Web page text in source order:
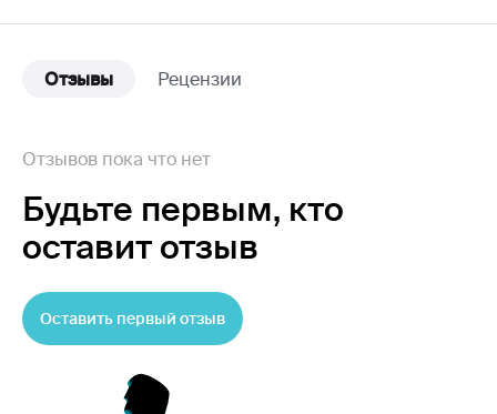
Отзывы Рецензии
Отзывов пока что нет
Будьте первым, кто
оставит отзыв
Оставить первый отзыв